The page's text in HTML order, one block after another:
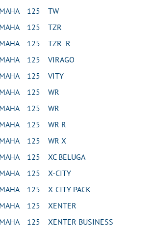
125 TW
125 TZR
125 TZR R
125 VIRAGO
125 VITY
125 WR
125 WR
125 WR R
125 WR X
125 XC BELUGA
125 X-CITY
125 X-CITY PACK
125 XENTER
125 XENTER BUSINESS